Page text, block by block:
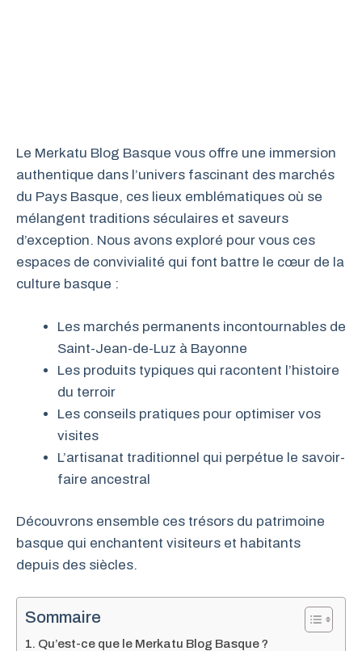
Le Merkatu Blog Basque vous offre une immersion
authentique dans l’univers fascinant des marchés
du Pays Basque, ces lieux emblématiques où se
mélangent traditions séculaires et saveurs
d’exception. Nous avons exploré pour vous ces
espaces de convivialité qui font battre le cœur de la
culture basque :
Les marchés permanents incontournables de
Saint-Jean-de-Luz à Bayonne
Les produits typiques qui racontent l’histoire
du terroir
Les conseils pratiques pour optimiser vos
visites
L’artisanat traditionnel qui perpétue le savoir-
faire ancestral
Découvrons ensemble ces trésors du patrimoine
basque qui enchantent visiteurs et habitants
depuis des siècles.
Sommaire
Qu’est-ce que le Merkatu Blog Basque ?